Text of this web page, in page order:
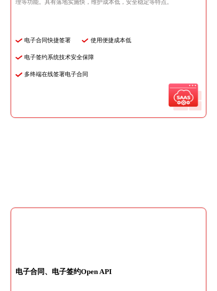
理等功能。具有落地实施快，维护成本低，安全稳定等特点。
电子合同快捷签署 使用便捷成本低
电子签约系统技术安全保障
多终端在线签署电子合同
电子合同、电子签约Open API